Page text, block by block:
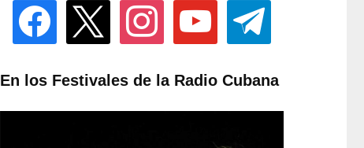
facebook instagram youtube telegram
En los Festivales de la Radio Cubana